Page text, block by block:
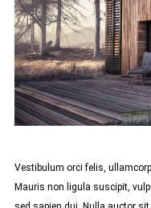
Vestibulum orci felis,
Mauris non ligula suscipit,